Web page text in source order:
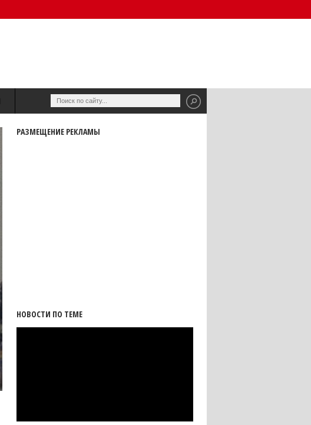
РАЗМЕЩЕНИЕ РЕКЛАМЫ
НОВОСТИ ПО ТЕМЕ